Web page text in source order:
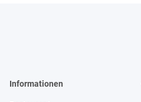
Informationen